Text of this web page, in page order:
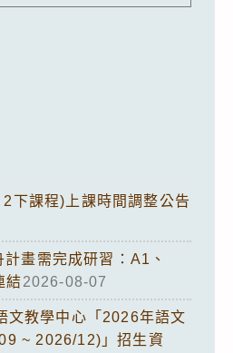
下課程)上課時間調整公告
畫需完成研習：A1、
結2026-08-07
文教學中心「2026年語文
~ 2026/12)」招生資